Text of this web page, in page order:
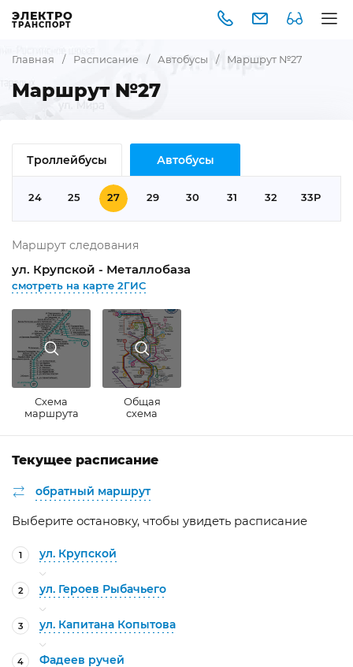
ЭЛЕКТРО
ТРАНСПОРТ
Главная / Расписание / Автобусы / Маршрут №27
Маршрут №27
Троллейбусы Автобусы
24 25 27 29 30 31 32 33Р
Маршрут следования
ул. Крупской - Металлобаза
смотреть на карте 2ГИС
Схема
маршрута
Общая
схема
Текущее расписание
обратный маршрут
Выберите остановку, чтобы увидеть расписание
1 ул. Крупской
2 ул. Героев Рыбачьего
3 ул. Капитана Копытова
4 Фадеев ручей